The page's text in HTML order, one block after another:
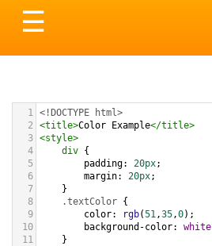
Toggle
navigation
☰
1 <!DOCTYPE html>
2
<title>Color Example</title>
3 <style>
4
div {
5
padding: 20px;
6
margin: 20px;
7
}
8
.textColor {
9
color: rgb(51,35,0);
10
background-color: white
11
}